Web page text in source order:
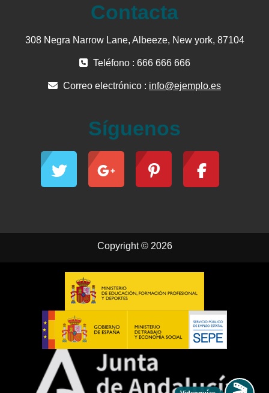
Contacta
308 Negra Narrow Lane, Albeeze, New york, 87104
Teléfono : 666 666 666
Correo electrónico : info@ejemplo.es
Síguenos
Copyright © 2026